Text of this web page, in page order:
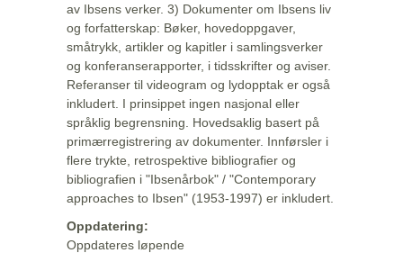
av Ibsens verker. 3) Dokumenter om Ibsens liv
og forfatterskap: Bøker, hovedoppgaver,
småtrykk, artikler og kapitler i samlingsverker
og konferanserapporter, i tidsskrifter og aviser.
Referanser til videogram og lydopptak er også
inkludert. I prinsippet ingen nasjonal eller
språklig begrensning. Hovedsaklig basert på
primærregistrering av dokumenter. Innførsler i
flere trykte, retrospektive bibliografier og
bibliografien i "Ibsenårbok" / "Contemporary
approaches to Ibsen" (1953-1997) er inkludert.
Oppdatering:
Oppdateres løpende